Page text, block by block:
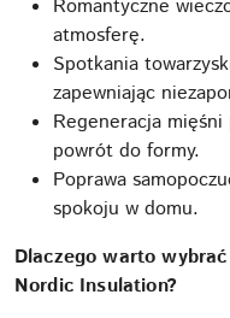
Romantyczne
atmosferę.
Spotkania
zapewniając
Regeneracja
powrót do formy.
Poprawa
spokoju w domu.
Dlaczego warto
Nordic Insulation?